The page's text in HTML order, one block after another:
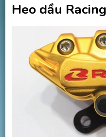
Heo dầu